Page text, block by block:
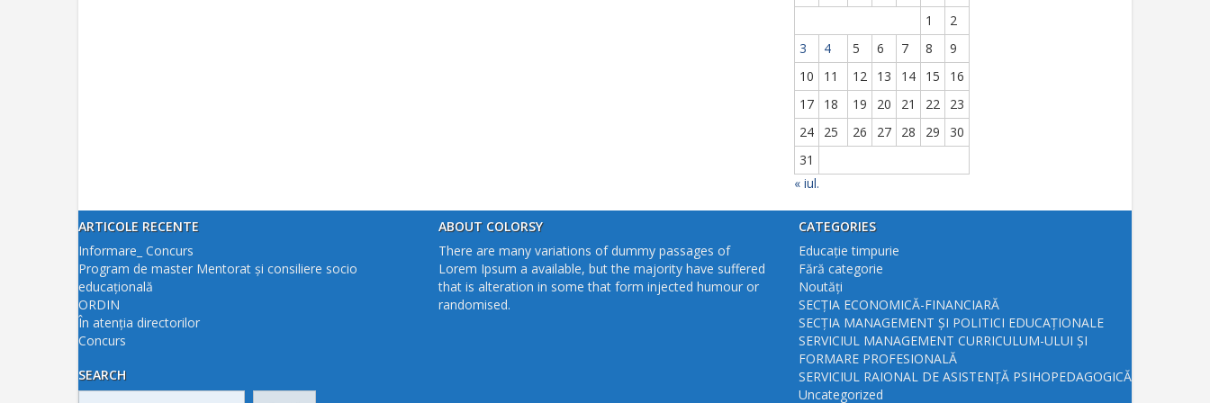
1
2
3
4 5 6 7 8
9
10
11 12 13 14 15
16
17
18 19 20 21 22
23
24
25 26 27 28 29
30
31
« iul.
ARTICOLE RECENTE
Informare_ Concurs
Program de master Mentorat și consiliere socio
educațională
ORDIN
În atenția directorilor
Concurs
SEARCH
ABOUT COLORSY
There are many variations of dummy passages of
Lorem Ipsum a available, but the majority have suffered
that is alteration in some that form injected humour or
randomised.
CATEGORIES
Educație timpurie
Fără categorie
Noutăți
SECȚIA ECONOMICĂ-FINANCIARĂ
SECȚIA MANAGEMENT ȘI POLITICI EDUCAȚIONALE
SERVICIUL MANAGEMENT CURRICULUM-ULUI ȘI
FORMARE PROFESIONALĂ
SERVICIUL RAIONAL DE ASISTENȚĂ PSIHOPEDAGOGICĂ
Uncategorized